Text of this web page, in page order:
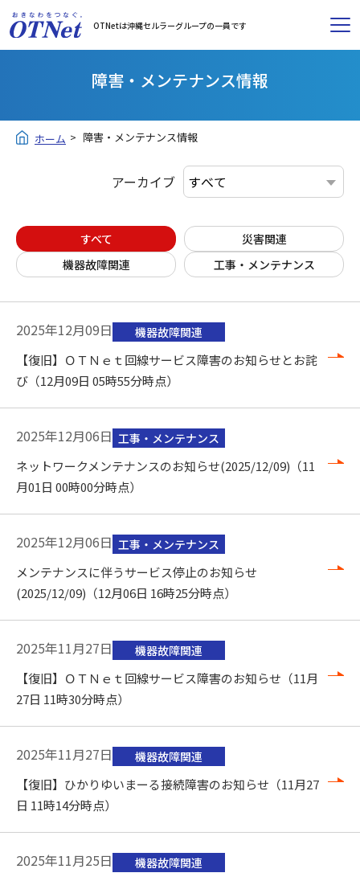
OTNetは沖縄セルラーグループの一員です
障害・メンテナンス情報
ホーム 障害・メンテナンス情報
アーカイブ
すべて
災害関連
機器故障関連
工事・メンテナンス
2025年12月09日 機器故障関連
【復旧】ＯＴＮｅｔ回線サービス障害のお知らせとお詫
び（12月09日 05時55分時点）
2025年12月06日 工事・メンテナンス
ネットワークメンテナンスのお知らせ(2025/12/09)（11
月01日 00時00分時点）
2025年12月06日 工事・メンテナンス
メンテナンスに伴うサービス停止のお知らせ
(2025/12/09)（12月06日 16時25分時点）
2025年11月27日 機器故障関連
【復旧】ＯＴＮｅｔ回線サービス障害のお知らせ（11月
27日 11時30分時点）
2025年11月27日 機器故障関連
【復旧】ひかりゆいまーる接続障害のお知らせ（11月27
日 11時14分時点）
2025年11月25日 機器故障関連